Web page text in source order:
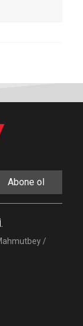
Abone ol
/